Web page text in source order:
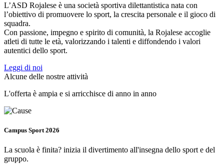
L’ASD Rojalese è una società sportiva dilettantistica nata con
l’obiettivo di promuovere lo sport, la crescita personale e il gioco di
squadra.
Con passione, impegno e spirito di comunità, la Rojalese accoglie
atleti di tutte le età, valorizzando i talenti e diffondendo i valori
autentici dello sport.
Leggi di noi
Alcune delle nostre attività
L'offerta è ampia e si arricchisce di anno in anno
Campus Sport 2026
La scuola è finita? inizia il divertimento all'insegna dello sport e del
gruppo.